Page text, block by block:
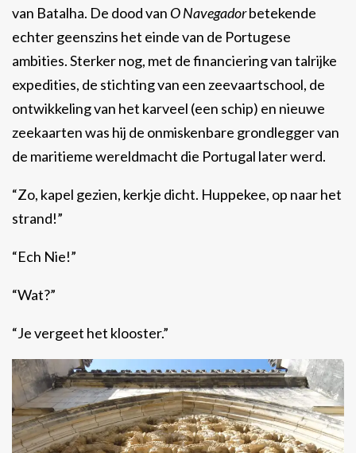
van Batalha. De dood van O Navegadorbetekende
echter geenszins het einde van de Portugese
ambities. Sterker nog, met de financiering van talrijke
expedities, de stichting van een zeevaartschool, de
ontwikkeling van het karveel (een schip) en nieuwe
zeekaarten was hij de onmiskenbare grondlegger van
de maritieme wereldmacht die Portugal later werd.
“Zo, kapel gezien, kerkje dicht. Huppekee, op naar het
strand!”
“Ech Nie!”
“Wat?”
“Je vergeet het klooster.”